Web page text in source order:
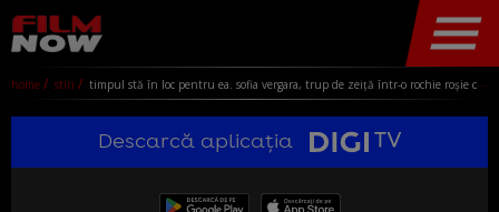
home stiri timpul stă în loc pentru ea. sofia vergara, trup de zeiță într-o rochie roșie ca focul, mulată pe corp. fanii: „ești cea mai frumoasă!”
Descarcă aplicația